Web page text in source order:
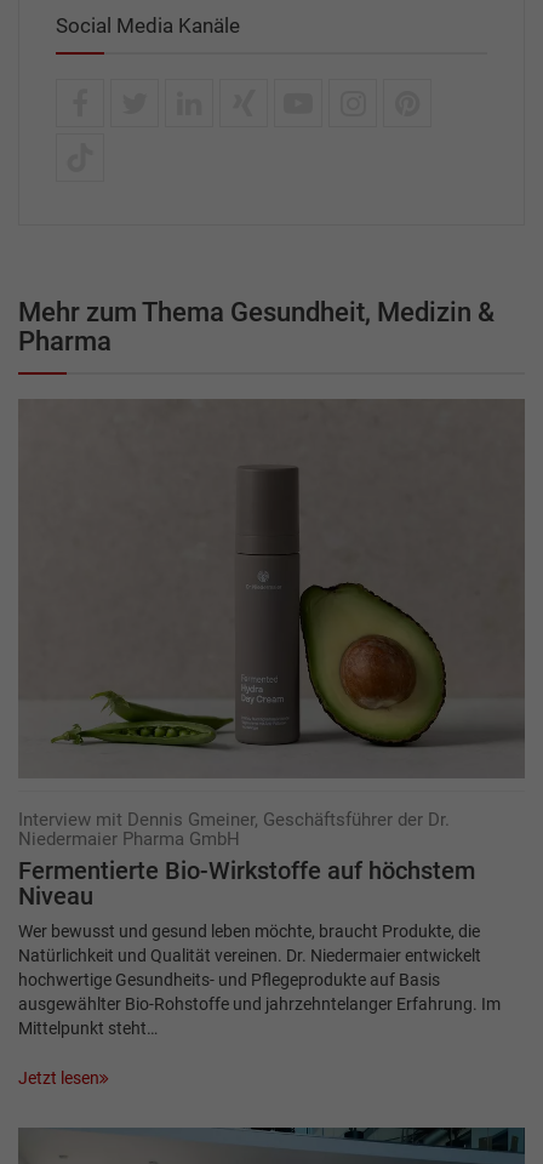
Social Media Kanäle
Mehr zum Thema Gesundheit, Medizin &
Pharma
Interview mit Dennis Gmeiner, Geschäftsführer der Dr.
Niedermaier Pharma GmbH
Fermentierte Bio-Wirkstoffe auf höchstem
Niveau
Wer bewusst und gesund leben möchte, braucht Produkte, die
Natürlichkeit und Qualität vereinen. Dr. Niedermaier entwickelt
hochwertige Gesundheits- und Pflegeprodukte auf Basis
ausgewählter Bio-Rohstoffe und jahrzehntelanger Erfahrung. Im
Mittelpunkt steht…
Jetzt lesen